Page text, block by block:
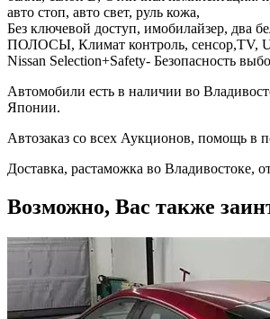
авто стоп, авто свет, руль кожа,
Без ключевой доступ, имобилайзер, два
ПОЛОСЫ, Климат контроль, сенсор,TV,
Nissan Selection+Safety- Безопасность
Автомобили есть в наличии во
Японии.
Автозаказ со всех Аукционов, помощь в
Доставка, растаможка во Владивостоке,
Возможно, Вас также